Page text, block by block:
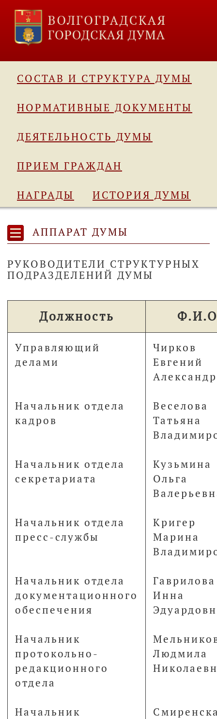
СОСТАВ И СТРУКТУРА ДУМЫ
НОРМАТИВНЫЕ ДОКУМЕНТЫ
ДЕЯТЕЛЬНОСТЬ ДУМЫ
ПРИЕМ ГРАЖДАН
НАГРАДЫ ИСТОРИЯ ДУМЫ
АППАРАТ ДУМЫ
РУКОВОДИТЕЛИ СТРУКТУРНЫХ
ПОДРАЗДЕЛЕНИЙ ДУМЫ
Должность
Управляющий
делами
Чирков
Евгений
Начальник отдела
кадров
Веселова
Татьяна
Начальник отдела
секретариата
Кузьмина
Ольга
Начальник отдела
пресс-службы
Кригер
Марина
Начальник отдела
документационного
обеспечения
Гаврилова
Инна
Начальник
протокольно-
редакционного
отдела
Людмила
Начальник